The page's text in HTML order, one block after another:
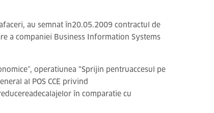
au semnat în20.05.2009 contractul de
a companiei Business Information Systems
operatiunea “Sprijin pentruaccesul pe
al POS CCE privind
în comparatie cu